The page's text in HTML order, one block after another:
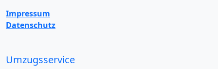
Impressum
Datenschutz
Umzugsservice